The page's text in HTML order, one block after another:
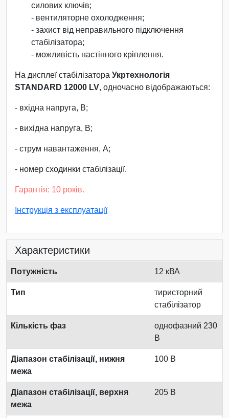
силових ключів;
- вентиляторне охолодження;
- захист від неправильного підключення
стабілізатора;
- можливість настінного кріплення.
На дисплеї стабілізатора Укртехнологія
STANDARD 12000 LV, одночасно відображаються:
- вхідна напруга, В;
- вихідна напруга, В;
- струм навантаження, А;
- номер сходинки стабілізації.
Гарантія: 10 років.
Інструкція з експлуатації
Характеристики
Потужність 12 кВА
Тип
тиристорний
стабілізатор
Кількість фаз
однофазний 230
В
Діапазон стабілізації, нижня
межа
100 В
Діапазон стабілізації, верхня
межа
205 В